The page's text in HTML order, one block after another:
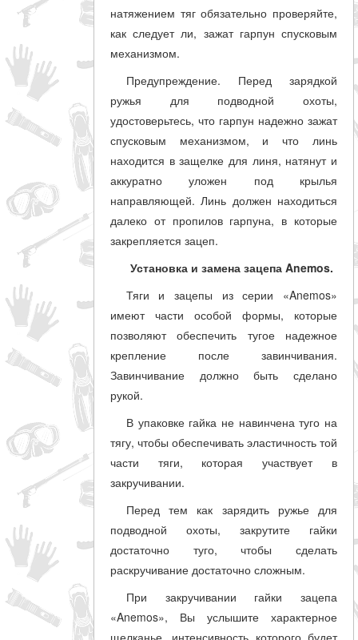
натяжением тяг обязательно проверяйте,
как следует ли, зажат гарпун спусковым
механизмом.
Предупреждение. Перед зарядкой
ружья для подводной охоты,
удостоверьтесь, что гарпун надежно зажат
спусковым механизмом, и что линь
находится в защелке для линя, натянут и
аккуратно уложен под крылья
направляющей. Линь должен находиться
далеко от пропилов гарпуна, в которые
закрепляется зацеп.
Установка и замена зацепа Anemos.
Тяги и зацепы из серии «Anemos»
имеют части особой формы, которые
позволяют обеспечить тугое надежное
крепление после завинчивания.
Завинчивание должно быть сделано
рукой.
В упаковке гайка не навинчена туго на
тягу, чтобы обеспечивать эластичность той
части тяги, которая участвует в
закручивании.
Перед тем как зарядить ружье для
подводной охоты, закрутите гайки
достаточно туго, чтобы сделать
раскручивание достаточно сложным.
При закручивании гайки зацепа
«Anemos», Вы услышите характерное
щелканье, интенсивность которого будет